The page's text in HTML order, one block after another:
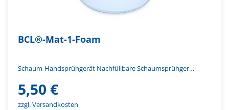
BCL®-Mat-1-Foam
Schaum-Handsprühgerät Nachfüllbare Schaumsprühger…
5,50 €
zzgl. Versandkosten